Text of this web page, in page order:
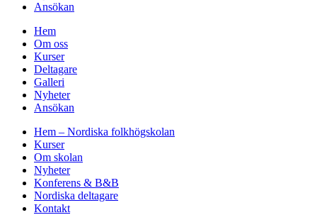
Ansökan
Hem
Om oss
Kurser
Deltagare
Galleri
Nyheter
Ansökan
Hem – Nordiska folkhögskolan
Kurser
Om skolan
Nyheter
Konferens & B&B
Nordiska deltagare
Kontakt